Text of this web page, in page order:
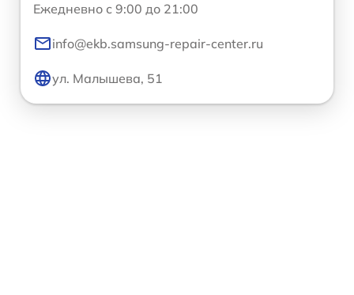
Ежедневно с 9:00 до 21:00
info@ekb.samsung-repair-center.ru
ул. Малышева, 51